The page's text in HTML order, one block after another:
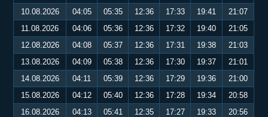
10.08.2026
04:05 05:35 12:36 17:33 19:41
21:07
11.08.2026
04:06 05:36 12:36 17:32 19:40
21:05
12.08.2026
04:08 05:37 12:36 17:31 19:38
21:03
13.08.2026
04:09 05:38 12:36 17:30 19:37
21:01
14.08.2026
04:11 05:39 12:36 17:29 19:36
21:00
15.08.2026
04:12 05:40 12:36 17:28 19:34
20:58
16.08.2026
04:13 05:41 12:35 17:27 19:33
20:56